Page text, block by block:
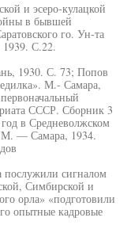
и эсеро-кулацкой
в бывшей
го. Ун-та
С.22.
1930. С. 73; Попов
М.- Самара,
СССР. Сборник 3
в Средневолжском
М. — Самара, 1934.
послужили сигналом
Симбирской и
орла» «подготовили
опытные кадровые